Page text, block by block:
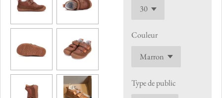
Couleur
Type de public